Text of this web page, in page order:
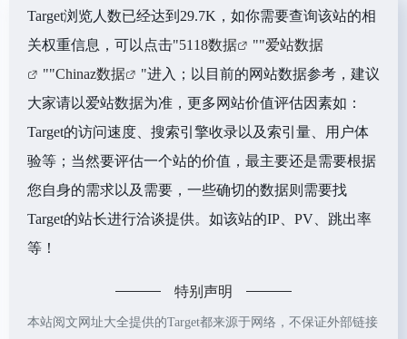
Target浏览人数已经达到29.7K，如你需要查询该站的相
关权重信息，可以点击"5118数据 ""爱站数据
""Chinaz数据
"进入；以目前的网站数据参考，建议
大家请以爱站数据为准，更多网站价值评估因素如：
Target的访问速度、搜索引擎收录以及索引量、用户体
验等；当然要评估一个站的价值，最主要还是需要根据
您自身的需求以及需要，一些确切的数据则需要找
Target的站长进行洽谈提供。如该站的IP、PV、跳出率
等！
特别声明
本站阅文网址大全提供的Target都来源于网络，不保证外部链接